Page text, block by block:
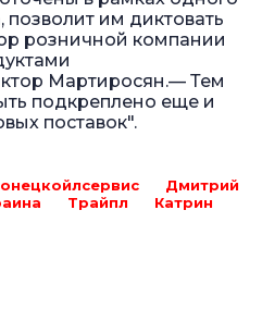
им диктовать
розничной компании
Мартиросян.— Тем
подкреплено еще и
поставок".
Дмитрий
Трайпл Катрин